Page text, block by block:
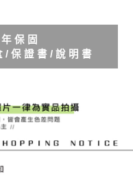
保 固
/ 保 證 書 / 說 明 書